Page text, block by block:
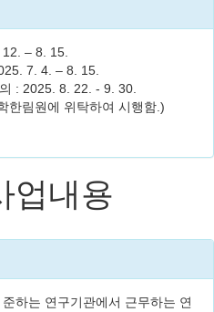
– 8. 15.
7. 4. – 8. 15.
: 2025. 8. 22. - 9. 30.
한림원에 위탁하여 시행함.)
업내용
하는 연구기관에서 근무하는 연